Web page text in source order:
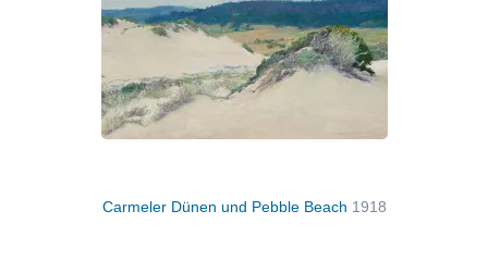
Carmeler Dünen und Pebble Beach 1918